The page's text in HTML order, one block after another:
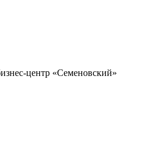
центр «Семеновский»